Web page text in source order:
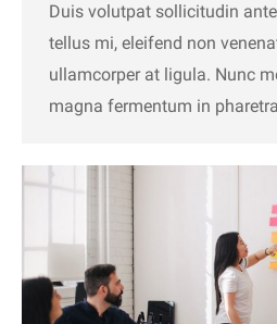
Duis volutpat sollicitudin
tellus mi, eleifend non
ullamcorper at ligula. Nunc
magna fermentum in